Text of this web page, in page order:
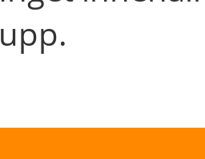
upp.